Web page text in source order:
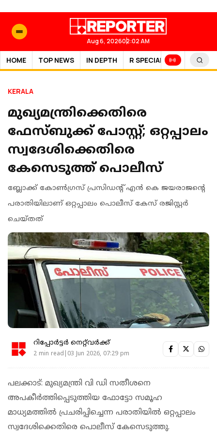
Aug 6, 202602:02 AM
HOME TOP NEWS IN DEPTH R SPECIAL SPORTS
KERALA
മുഖ്യമന്ത്രിക്കെതിരെ
ഫേസ്ബുക്ക് പോസ്റ്റ്; ഒറ്റപ്പാലം
സ്വദേശിക്കെതിരെ
കേസെടുത്ത് പൊലീസ്
ബ്ലോക്ക് കോൺഗ്രസ് പ്രസിഡന്റ് എൻ കെ ജയരാജന്റെ
പരാതിയിലാണ് ഒറ്റപ്പാലം പൊലീസ് കേസ് രജിസ്റ്റർ
ചെയ്തത്
റിപ്പോർട്ടർ നെറ്റ്‌വര്‍ക്ക്‌
2 min read|03 Jun 2026, 07:29 pm
പലക്കാട്: മുഖ്യമന്ത്രി വി ഡി സതീശനെ
അപകീർത്തിപ്പെടുത്തിയ ഫോട്ടോ സമൂഹ
മാധ്യമത്തിൽ പ്രചരിപ്പിച്ചെന്ന പരാതിയിൽ ഒറ്റപ്പാലം
സ്വദേശിക്കെതിരെ പൊലീസ് കേസെടുത്തു.